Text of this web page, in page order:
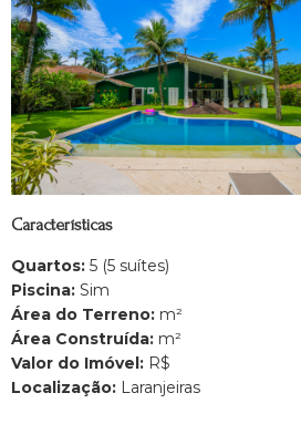
Características
Quartos: 5 (5 suítes)
Piscina: Sim
Área do Terreno: m²
Área Construída: m²
Valor do Imóvel: R$
Localização: Laranjeiras